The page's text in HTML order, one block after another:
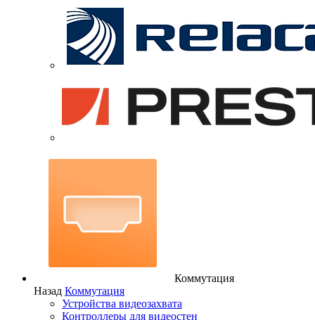
Коммутация
Назад Коммутация
Устройства видеозахвата
Контроллеры для видеостен